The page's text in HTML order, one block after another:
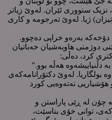
نزیک سنووری ئێران. لەوێ زیاتر
ژیا. لەوێ تەرجومە و کاری
دۆخەکە بەرەو خراپی دەچوو.
دوژمنی هاوبەشیان خەباتیان
کرد، دەڵی:
دڵنیاییشەوە هەڵە بوو.”
ساڵی ١٩٨٢ گەڕایەوە بولگاریا. لەوێ دکتۆرانامەکەی
هۆشیاریی نەتەوەیی کورد
چۆن لە ڕێی پاراستن و
توانی خۆی بناسێت،